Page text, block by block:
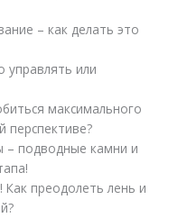
– как делать это
управлять или
максимального
перспективе?
– подводные камни и
Как преодолеть лень и
?